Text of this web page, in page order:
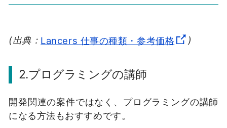
(出典： Lancers 仕事の種類・参考価格 )
2.プログラミングの講師
開発関連の案件ではなく、プログラミングの講師
になる方法もおすすめです。